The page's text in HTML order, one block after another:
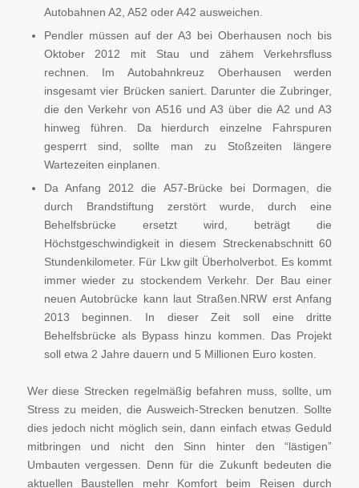
Autobahnen A2, A52 oder A42 ausweichen.
Pendler müssen auf der A3 bei Oberhausen noch bis
Oktober 2012 mit Stau und zähem Verkehrsfluss
rechnen. Im Autobahnkreuz Oberhausen werden
insgesamt vier Brücken saniert. Darunter die Zubringer,
die den Verkehr von A516 und A3 über die A2 und A3
hinweg führen. Da hierdurch einzelne Fahrspuren
gesperrt sind, sollte man zu Stoßzeiten längere
Wartezeiten einplanen.
Da Anfang 2012 die A57-Brücke bei Dormagen, die
durch Brandstiftung zerstört wurde, durch eine
Behelfsbrücke ersetzt wird, beträgt die
Höchstgeschwindigkeit in diesem Streckenabschnitt 60
Stundenkilometer. Für Lkw gilt Überholverbot. Es kommt
immer wieder zu stockendem Verkehr. Der Bau einer
neuen Autobrücke kann laut Straßen.NRW erst Anfang
2013 beginnen. In dieser Zeit soll eine dritte
Behelfsbrücke als Bypass hinzu kommen. Das Projekt
soll etwa 2 Jahre dauern und 5 Millionen Euro kosten.
Wer diese Strecken regelmäßig befahren muss, sollte, um
Stress zu meiden, die Ausweich-Strecken benutzen. Sollte
dies jedoch nicht möglich sein, dann einfach etwas Geduld
mitbringen und nicht den Sinn hinter den “lästigen”
Umbauten vergessen. Denn für die Zukunft bedeuten die
aktuellen Baustellen mehr Komfort beim Reisen durch